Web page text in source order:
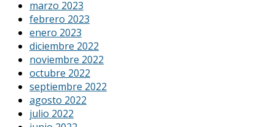
marzo 2023
febrero 2023
enero 2023
diciembre 2022
noviembre 2022
octubre 2022
septiembre 2022
agosto 2022
julio 2022